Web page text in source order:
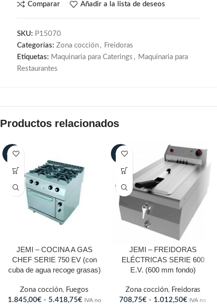
Comparar Añadir a la lista de deseos
SKU: P15070
Categorías: Zona cocción , Freidoras
Etiquetas: Maquinaria para Caterings , Maquinaria para
Restaurantes
Productos relacionados
-25%
JEMI – COCINA A GAS
CHEF SERIE 750 EV (con
cuba de agua recoge grasas)
Zona cocción, Fuegos
1.845,00€ - 5.418,75€ IVA no
-25%
JEMI – FREIDORAS
ELÉCTRICAS SERIE 600
E.V. (600 mm fondo)
Zona cocción, Freidoras
708,75€ - 1.012,50€ IVA no